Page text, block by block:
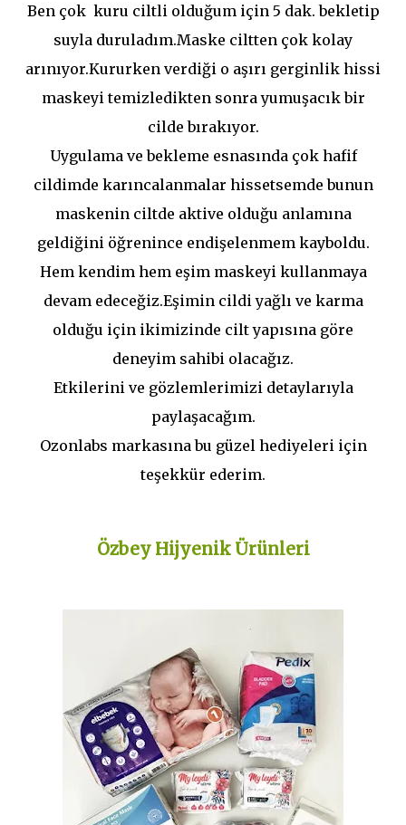
Ben çok kuru ciltli olduğum için 5 dak. bekletip
suyla duruladım.Maske ciltten çok kolay
arınıyor.Kururken verdiği o aşırı gerginlik hissi
maskeyi temizledikten sonra yumuşacık bir
cilde bırakıyor.
Uygulama ve bekleme esnasında çok hafif
cildimde karıncalanmalar hissetsemde bunun
maskenin ciltde aktive olduğu anlamına
geldiğini öğrenince endişelenmem kayboldu.
Hem kendim hem eşim maskeyi kullanmaya
devam edeceğiz.Eşimin cildi yağlı ve karma
olduğu için ikimizinde cilt yapısına göre
deneyim sahibi olacağız.
Etkilerini ve gözlemlerimizi detaylarıyla
paylaşacağım.
Ozonlabs markasına bu güzel hediyeleri için
teşekkür ederim.
Özbey Hijyenik Ürünleri